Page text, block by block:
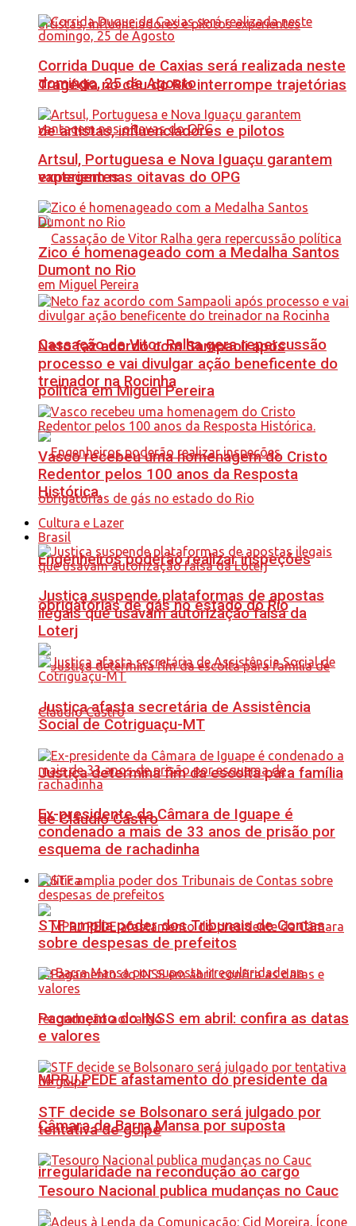
Tragédia no céu do Rio interrompe trajetórias
de artistas, influenciadores e pilotos
experientes
Cassação de Vitor Ralha gera repercussão
política em Miguel Pereira
Engenheiros poderão realizar inspeções
obrigatórias de gás no estado do Rio
Justiça determina fim da escolta para família
de Cláudio Castro
Política
MPRJ PEDE afastamento do presidente da
Câmara de Barra Mansa por suposta
irregularidade na recondução ao cargo
Corrida Duque de Caxias será realizada neste
domingo, 25 de Agosto
Artsul, Portuguesa e Nova Iguaçu garantem
vantagem nas oitavas do OPG
Zico é homenageado com a Medalha Santos
Dumont no Rio
Neto faz acordo com Sampaoli após
processo e vai divulgar ação beneficente do
treinador na Rocinha
Vasco recebeu uma homenagem do Cristo
Redentor pelos 100 anos da Resposta
Histórica.
Cultura e Lazer
Brasil
Justiça suspende plataformas de apostas
ilegais que usavam autorização falsa da
Loterj
Justiça afasta secretária de Assistência
Social de Cotriguaçu-MT
Ex-presidente da Câmara de Iguape é
condenado a mais de 33 anos de prisão por
esquema de rachadinha
STF amplia poder dos Tribunais de Contas
sobre despesas de prefeitos
Pagamento do INSS em abril: confira as datas
e valores
STF decide se Bolsonaro será julgado por
tentativa de golpe
Tesouro Nacional publica mudanças no Cauc